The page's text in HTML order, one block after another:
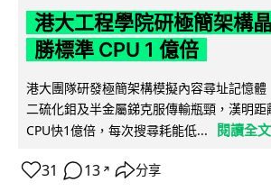
港大工程學院研極簡架構
勝標準 CPU 1 億倍
港大團隊研發極簡架構模擬內容尋址記憶體
二硫化鉬及半金屬銻克服傳輸瓶頸，漢明
CPU快1億倍，每次搜尋耗能低...
閱讀全文
31 13 ↗ 分享